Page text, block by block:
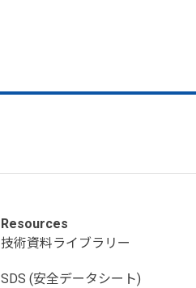
Resources
技術資料ライブラリー
SDS (安全データシート)